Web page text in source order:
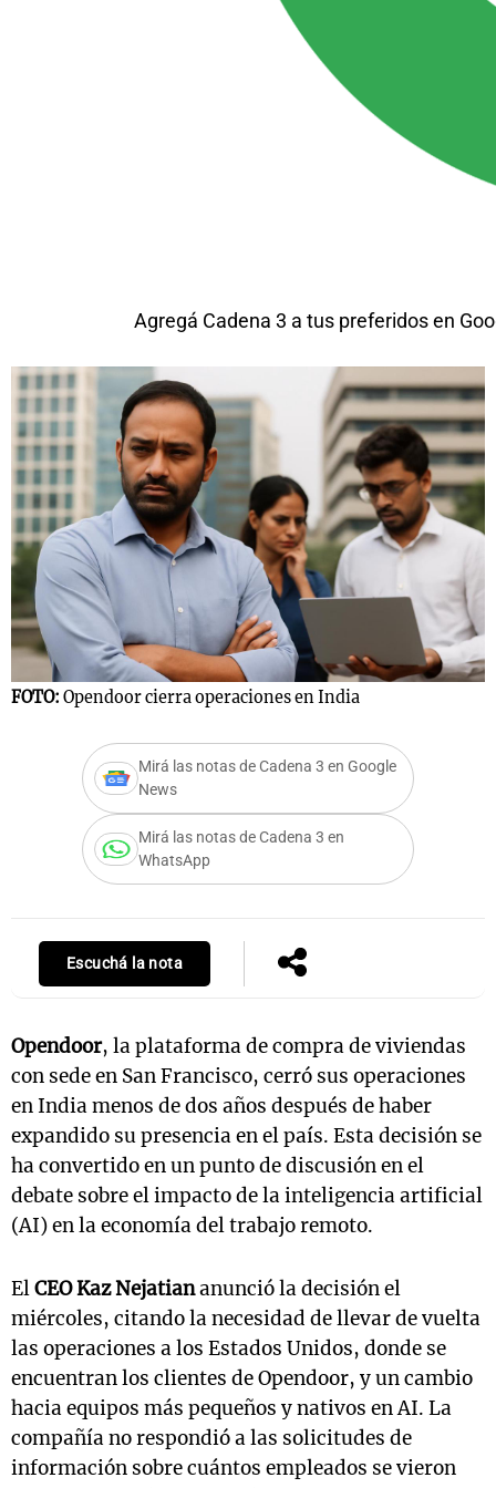
Agregá Cadena 3 a tus preferidos en
FOTO: Opendoor cierra operaciones en India
Mirá las notas de Cadena 3 en Google
News
Mirá las notas de Cadena 3 en
WhatsApp
Escuchá la nota
Opendoor, la plataforma de compra de viviendas
con sede en San Francisco, cerró sus operaciones
en India menos de dos años después de haber
expandido su presencia en el país. Esta decisión se
ha convertido en un punto de discusión en el
debate sobre el impacto de la inteligencia artificial
(AI) en la economía del trabajo remoto.
ElCEO Kaz Nejatiananunció la decisión el
miércoles, citando la necesidad de llevar de vuelta
las operaciones a los Estados Unidos, donde se
encuentran los clientes de Opendoor, y un cambio
hacia equipos más pequeños y nativos en AI. La
compañía no respondió a las solicitudes de
información sobre cuántos empleados se vieron